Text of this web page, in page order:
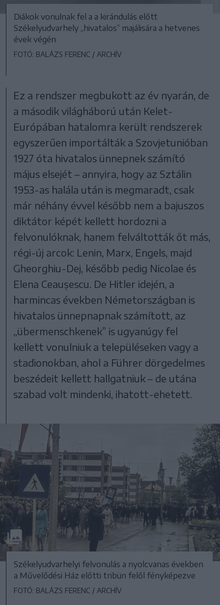
Diákok vonulnak fel a a kirándulás előtt
Székelyudvarhely „hivatalos” majálisára a hetvenes
évek végén
FOTÓ: BALÁZS FERENC / ARCHÍV
Ez a rendszer megbukott az év nyarán, de
a második világháború után Kelet-
Európában hatalomra került rendszerek
egyszerűen importálták a Szovjetunióban
1927 óta hivatalos ünnepnek számító
május elsejét – annyira, hogy az Sztálin
1953-as halála után is megmaradt, csak
már néhány évvel később nem a bajuszos
diktátor képét kellett hordozni a
felvonulóknak, hanem felváltották őt más,
régi-új arcok: Lenin, Marx, Engels, majd
Gheorghiu-Dej, később pedig Nicolae és
Elena Ceaușescu. De Hitler idején, a
harmincas években Németországban is
hivatalos ünnepnapnak számított, az
„übermenschkenek” is ugyanúgy fel
kellett vonulniuk a településeken vagy a
stadionokban, ahol a Führer dörgedelmes
beszédeit kellett hallgatniuk – de utána
szabad volt mindenki, ihatott-ehetett.
Székelyudvarhelyi felvonulás a nyolcvanas években
a Művelődési Ház előtti tribün felől fényképezve
FOTÓ: BALÁZS FERENC / ARCHÍV